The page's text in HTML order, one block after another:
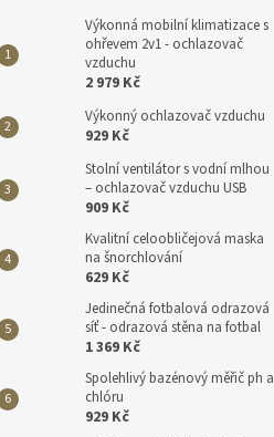
Výkonná mobilní klimatizace s
ohřevem 2v1 - ochlazovač
vzduchu
2 979 Kč
Výkonný ochlazovač vzduchu
929 Kč
Stolní ventilátor s vodní mlhou
– ochlazovač vzduchu USB
909 Kč
Kvalitní celoobličejová maska
na šnorchlování
629 Kč
Jedinečná fotbalová odrazová
síť - odrazová stěna na fotbal
1 369 Kč
Spolehlivý bazénový měřič ph a
chlóru
929 Kč